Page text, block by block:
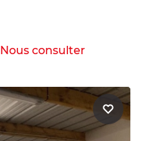
Nous consulter